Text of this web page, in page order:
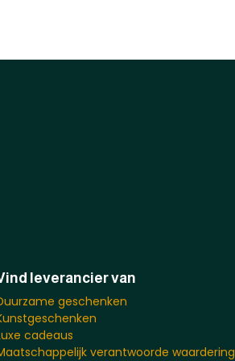
leverancier van
geschenken
cadeaus
verantwoorde waardering